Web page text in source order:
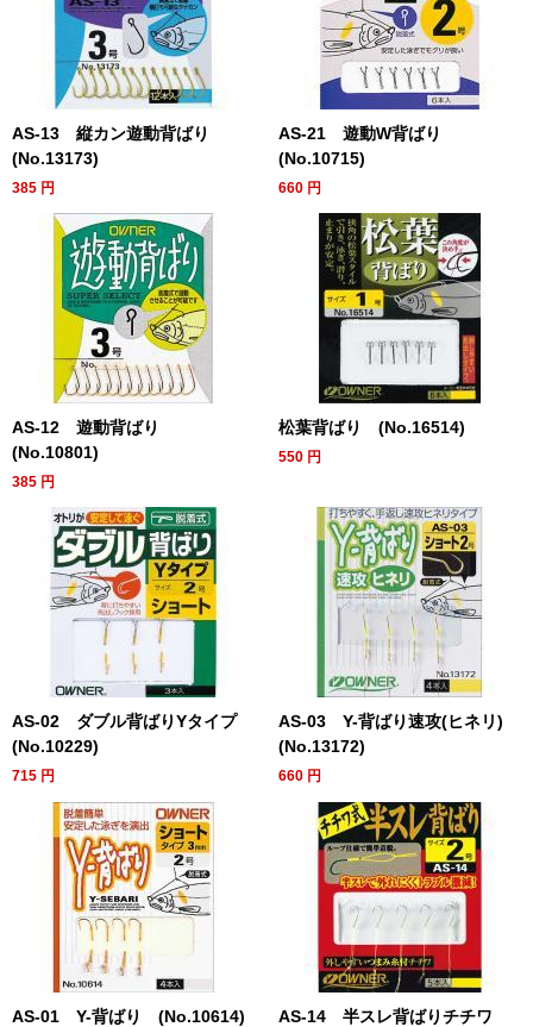
AS-13 縦カン遊動背ばり
(No.13173)
385 円
AS-21 遊動W背ばり
(No.10715)
660 円
AS-12 遊動背ばり
(No.10801)
385 円
松葉背ばり (No.16514)
550 円
AS-02 ダブル背ばりYタイプ
(No.10229)
715 円
AS-03 Y-背ばり速攻(ヒネリ)
(No.13172)
660 円
AS-01 Y-背ばり (No.10614)
AS-14 半スレ背ばりチチワ